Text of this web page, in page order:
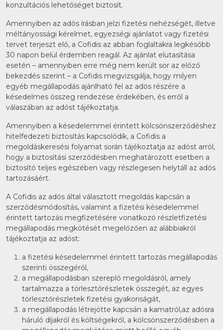
konzultációs lehetőséget biztosít.
Amennyiben az adós írásban jelzi fizetési nehézségét, illetve
méltányossági kérelmet, egyezségi ajánlatot vagy fizetési
tervet terjeszt elő, a Cofidis az abban foglaltakra legkésőbb
30 napon belül érdemben reagál. Az ajánlat elutasítása
esetén – amennyiben erre még nem került sor az előző
bekezdés szerint – a Cofidis megvizsgálja, hogy milyen
egyéb megállapodás ajánlható fel az adós részére a
késedelmes összeg rendezése érdekében, és erről a
válaszában az adóst tájékoztatja.
Amennyiben a késedelemmel érintett kölcsönszerződéshez
hitelfedezeti biztosítás kapcsolódik, a Cofidis a
megoldáskeresési folyamat során tájékoztatja az adóst arról,
hogy a biztosítási szerződésben meghatározott esetben a
biztosító teljes egészében vagy részlegesen helytáll az adós
tartozásáért.
A Cofidis az adós által választott megoldás kapcsán a
szerződésmódosítás, valamint a fizetési késedelemmel
érintett tartozás megfizetésére vonatkozó részletfizetési
megállapodás megkötését megelőzően az alábbiakról
tájékoztatja az adóst:
a fizetési késedelemmel érintett tartozás megállapodás
szerinti összegéről,
a megállapodásban szereplő megoldásról, amely
tartalmazza a törlesztőrészletek összegét, az egyes
törlesztőrészletek fizetési gyakoriságát,
a megállapodás létrejötte kapcsán a kamatról,az adósra
háruló díjakról és költségekről, a kölcsönszerződésben a